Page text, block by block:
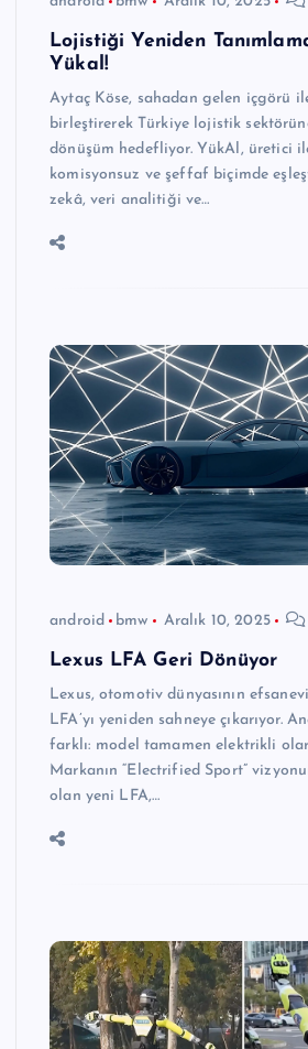
Lojistiği Yeniden
Yükal!
Aytaç Köse, sahadan gelen içgörü
birleştirerek Türkiye lojistik
dönüşüm hedefliyor. YükAl, üretici
komisyonsuz ve şeffaf biçimde
zekâ, veri analitiği ve…
android bmw Aralık 10, 2025
Lexus LFA Geri Dönüyor
Lexus, otomotiv dünyasının
LFA’yı yeniden sahneye çıkarıyor.
farklı: model tamamen elektrikli
Markanın “Electrified Sport”
olan yeni LFA,…